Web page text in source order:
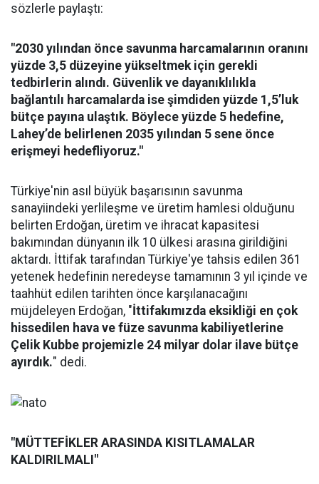
sözlerle paylaştı:
"2030 yılından önce savunma harcamalarının oranını
yüzde 3,5 düzeyine yükseltmek için gerekli
tedbirlerin alındı. Güvenlik ve dayanıklılıkla
bağlantılı harcamalarda ise şimdiden yüzde 1,5’luk
bütçe payına ulaştık. Böylece yüzde 5 hedefine,
Lahey’de belirlenen 2035 yılından 5 sene önce
erişmeyi hedefliyoruz."
Türkiye'nin asıl büyük başarısının savunma
sanayiindeki yerlileşme ve üretim hamlesi olduğunu
belirten Erdoğan, üretim ve ihracat kapasitesi
bakımından dünyanın ilk 10 ülkesi arasına girildiğini
aktardı. İttifak tarafından Türkiye'ye tahsis edilen 361
yetenek hedefinin neredeyse tamamının 3 yıl içinde ve
taahhüt edilen tarihten önce karşılanacağını
müjdeleyen Erdoğan, "İttifakımızda eksikliği en çok
hissedilen hava ve füze savunma kabiliyetlerine
Çelik Kubbe projemizle 24 milyar dolar ilave bütçe
ayırdık." dedi.
"MÜTTEFİKLER ARASINDA KISITLAMALAR
KALDIRILMALI"